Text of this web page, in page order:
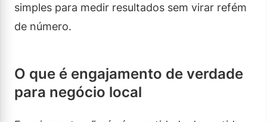
simples para medir resultados sem virar refém
de número.
O que é engajamento de verdade
para negócio local